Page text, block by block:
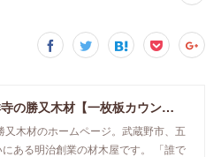
東京・吉祥寺の勝又木材【一枚板カウンター】
又木材のホームページ。武蔵野市、五
にある明治創業の材木屋です。 「誰で